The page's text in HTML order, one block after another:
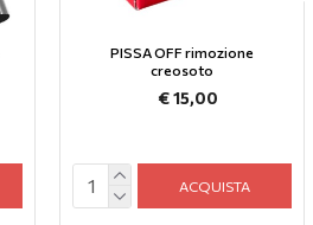
PISSA OFF rimozione
creosoto
€ 15,00
ACQUISTA